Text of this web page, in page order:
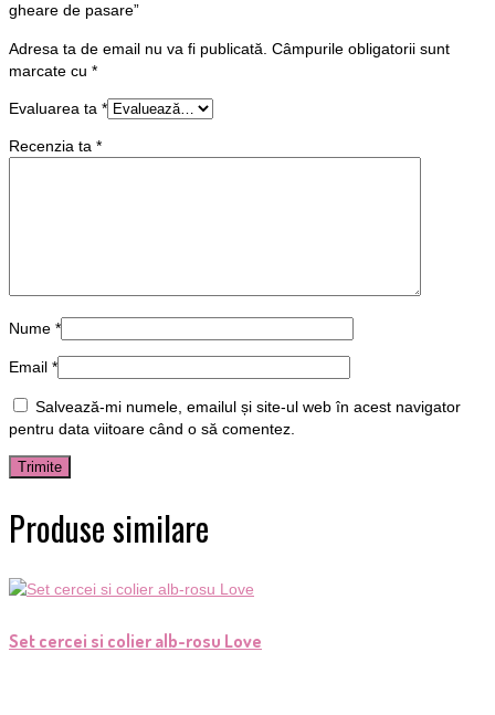
gheare de pasare”
Adresa ta de email nu va fi publicată. Câmpurile obligatorii sunt
marcate cu *
Evaluarea ta *
Recenzia ta *
Nume *
Email *
Salvează-mi numele, emailul și site-ul web în acest navigator
pentru data viitoare când o să comentez.
Produse similare
Set cercei si colier alb-rosu Love